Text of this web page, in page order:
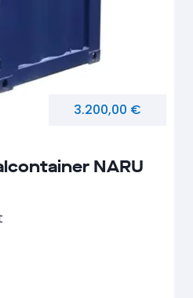
NARU
3.200,00 €